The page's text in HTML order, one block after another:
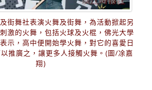
街舞社表演火舞及街舞，為活動掀起另
激的火舞，包括火球及火棍，佛光大學
示，高中便開始學火舞，對它的喜愛日
推廣之，讓更多人接觸火舞。(圖/凃嘉
翔)